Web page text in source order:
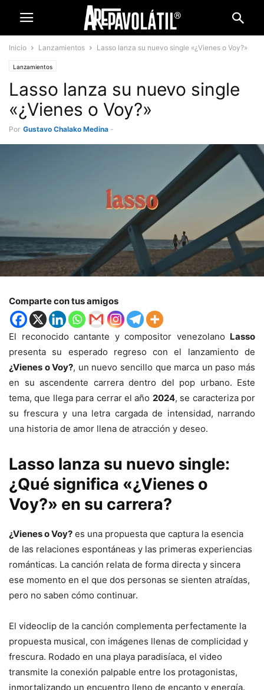
Inicio Lanzamientos Lasso lanza su nuevo single «¿Vienes o Voy?»
Lanzamientos
Lasso lanza su nuevo single
«¿Vienes o Voy?»
Por Gustavo Chalako Medina -
Comparte con tus amigos
El reconocido cantante y compositor venezolano Lasso
presenta su esperado regreso con el lanzamiento de
¿Vienes o Voy?, un nuevo sencillo que marca un paso más
en su ascendente carrera dentro del pop urbano. Este
tema, que llega para cerrar el año 2024, se caracteriza por
su frescura y una letra cargada de intensidad, narrando
una historia de amor llena de atracción y deseo.
Lasso lanza su nuevo single:
¿Qué significa «¿Vienes o
Voy?» en su carrera?
¿Vienes o Voy? es una propuesta que captura la esencia
de las relaciones espontáneas y las primeras experiencias
románticas. La canción relata de forma directa y sincera
ese momento en el que dos personas se sienten atraídas,
pero no saben cómo continuar.
El videoclip de la canción complementa perfectamente la
propuesta musical, con imágenes llenas de complicidad y
frescura. Rodado en una playa paradisíaca, el video
transmite la conexión palpable entre los protagonistas,
inmortalizando un encuentro lleno de encanto y energía.